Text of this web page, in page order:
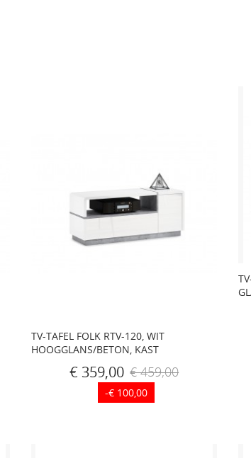
TV-TAFEL FOLK RTV-120, WIT
HOOGGLANS/BETON, KAST
€ 359,00 € 459,00
-€ 100,00